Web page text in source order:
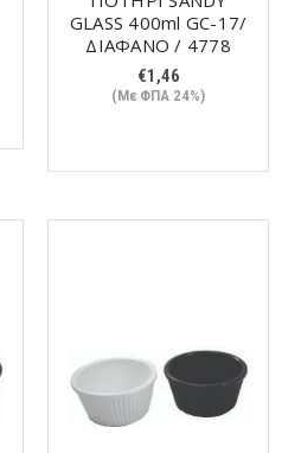
GLASS 400ml GC-17/
ΔΙΑΦΑΝΟ / 4778
€1,46
(Με ΦΠΑ 24%)